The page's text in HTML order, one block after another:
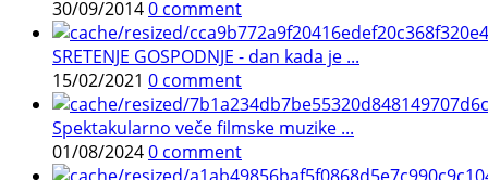
30/09/20140 comment
SRETENJE GOSPODNJE - dan kada je ...
15/02/2021 0 comment
Spektakularno veče filmske muzike ...
01/08/20240 comment